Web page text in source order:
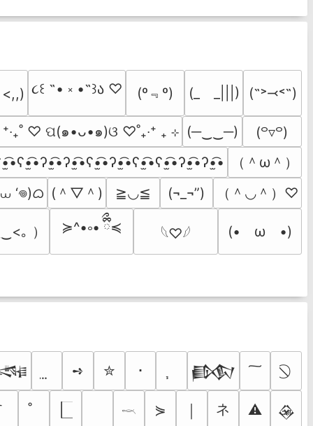
૮꒰ ˶• ༝ •˶꒱ა ♡ (º﹃º) (_　_|||) (˶˃⤙˂˶)
⁺‧₊˚ ♡ ପ(๑•ᴗ•๑)ଓ ♡˚₊‧⁺ ₊ ⊹ (─‿‿─)
(꒪▿꒪)
（＾ω＾）
‘𖦹)ᜊ (＾▽＾) ≧◡≦ (¬_¬”) （＾◡＾）♡
｡ ） ≽^•༚• ྀིྀ≼ 𓆩♡𓆪 (•　ω　•)
➺ ✮ ･ 𒁃
𓎖 ⋟ ネ ⚠ 𒊲